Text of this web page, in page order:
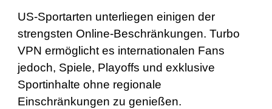
US-Sportarten unterliegen einigen der
strengsten Online-Beschränkungen. Turbo
VPN ermöglicht es internationalen Fans
jedoch, Spiele, Playoffs und exklusive
Sportinhalte ohne regionale
Einschränkungen zu genießen.